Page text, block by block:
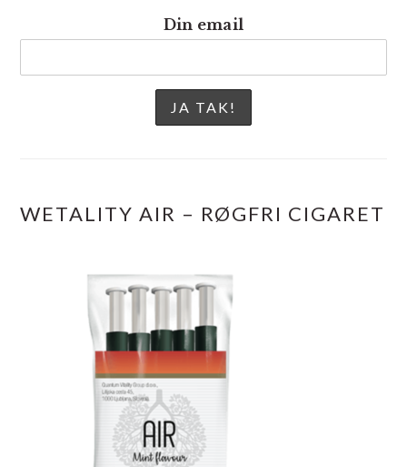
Din email
WETALITY AIR – RØGFRI CIGARET